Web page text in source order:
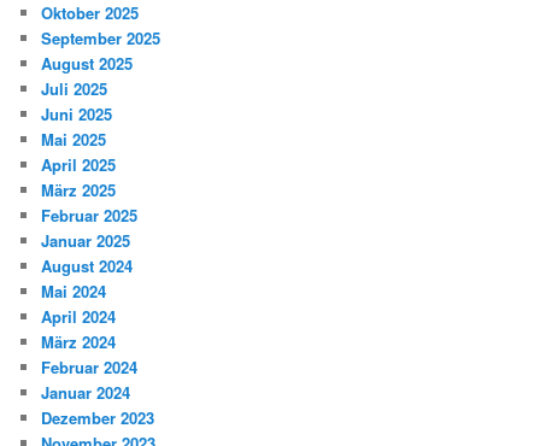
Oktober 2025
September 2025
August 2025
Juli 2025
Juni 2025
Mai 2025
April 2025
März 2025
Februar 2025
Januar 2025
August 2024
Mai 2024
April 2024
März 2024
Februar 2024
Januar 2024
Dezember 2023